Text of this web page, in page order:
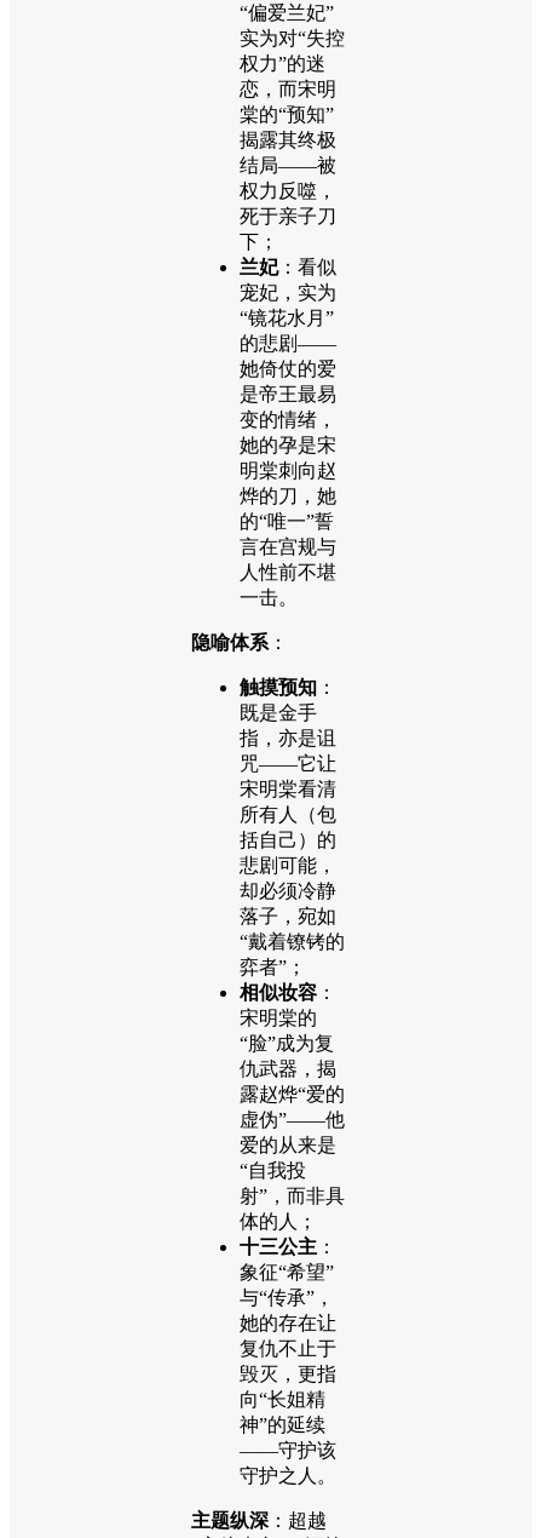
“偏爱兰妃”
实为对“失控
权力”的迷
恋，而宋明
棠的“预知”
揭露其终极
结局——被
权力反噬，
死于亲子刀
下；
兰妃：看似
宠妃，实为
“镜花水月”
的悲剧——
她倚仗的爱
是帝王最易
变的情绪，
她的孕是宋
明棠刺向赵
烨的刀，她
的“唯一”誓
言在宫规与
人性前不堪
一击。
隐喻体系 ：
触摸预知 ：
既是金手
指，亦是诅
咒——它让
宋明棠看清
所有人（包
括自己）的
悲剧可能，
却必须冷静
落子，宛如
“戴着镣铐的
弈者”；
相似妆容 ：
宋明棠的
“脸”成为复
仇武器，揭
露赵烨“爱的
虚伪”——他
爱的从来是
“自我投
射”，而非具
体的人；
十三公主 ：
象征“希望”
与“传承”，
她的存在让
复仇不止于
毁灭，更指
向“长姐精
神”的延续
——守护该
守护之人。
主题纵深 ：超越